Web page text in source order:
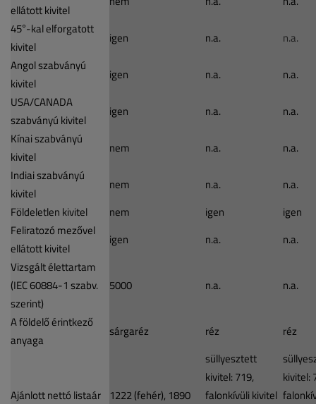
ellátott kivitel
45°-kal elforgatott
kivitel
igen n.a.
n.a.
Angol szabványú
kivitel
igen n.a.
n.a.
USA/CANADA
szabványú kivitel
igen n.a.
n.a.
Kínai szabványú
kivitel
nem n.a.
n.a.
Indiai szabványú
kivitel
nem n.a.
n.a.
Földeletlen kivitel
nem igen
igen
Feliratozó mezővel
ellátott kivitel
igen n.a.
n.a.
Vizsgált élettartam
(IEC 60884-1 szabv.
szerint)
5000 n.a. n.a.
A földelő érintkező
anyaga
sárgaréz réz réz
Ajánlott nettó listaár
1222 (fehér), 1890
süllyesztett
kivitel: 719,
falonkívüli kivitel
kivitel: